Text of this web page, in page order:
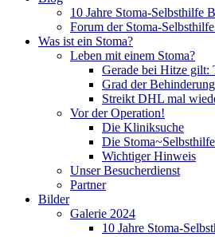
10 Jahre Stoma-Selbsthilfe
Forum der Stoma-
Was ist ein Stoma?
Leben mit einem Stoma?
Gerade bei Hitze gilt:
Grad der Behinderung
Streikt DHL mal
Vor der Operation!
Die Kliniksuche
Die
Wichtiger Hinweis
Unser Besucherdienst
Partner
Bilder
Galerie 2024
10 Jahre Stoma-